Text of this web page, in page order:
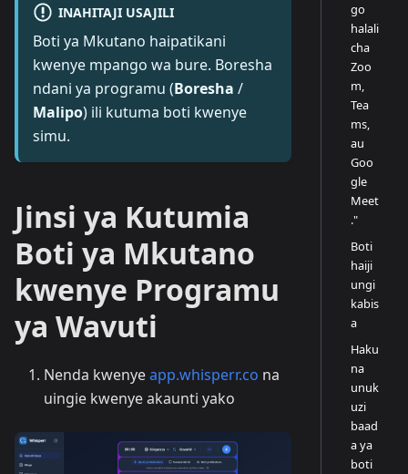
INAHITAJI USAJILI
Boti ya Mkutano haipatikani
kwenye mpango wa bure. Boresha
ndani ya programu (Boresha /
Malipo) ili kutuma boti kwenye
simu.
Jinsi ya Kutumia
Boti ya Mkutano
kwenye Programu
ya Wavuti
Nenda kwenyeapp.whisperr.co na
uingie kwenye akaunti yako
go
halali
cha
Zoo
m,
Tea
ms,
au
Goo
gle
Meet
."
Boti
haiji
ungi
kabis
a
Haku
na
unuk
uzi
baad
a ya
boti